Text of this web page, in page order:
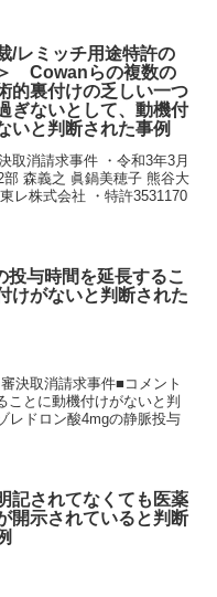
/レミッチ用途特許の
Cowanらの複数の
的裏付けの乏しい一つ
ぎないとして、動機付
いと判断された事例
取消請求事件 ・令和3年3月
森義之 眞鍋美穂子 熊谷大
レ株式会社 ・特許3531170
投与時間を延長するこ
けがないと判断された
決取消請求事件■コメント
ことに動機付けがないと判
レドロン酸4mgの静脈投与
記されてなくても医薬
開示されていると判断